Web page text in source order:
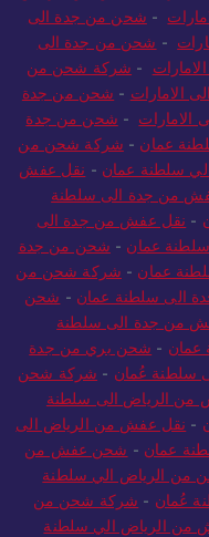
- شحن من جدة الى
- شحن من جدة الى
- شركة شحن من
الامارات - شحن من جدة
- شحن من جدة
عمان - شركة شحن من
سلطنة عمان - نقل عفش
من جدة الى سلطنة
- نقل عفش من جدة الى
عمان - شحن من جدة
عمان - شركة شحن من
الى سلطنة عمان - شحن
من جدة الى سلطنة
- شحن بري من جدة
سلطنة عُمان - شركة شحن
من الرياض الى سلطنة
- نقل عفش من الرياض الى
عمان - شحن عفش من
من الرياض الي سلطنة
عُمان - شركة شحن من
الرياض الي سلطنة